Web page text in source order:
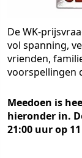
De WK-
vol spanning,
vrienden,
voorspellingen
Meedoen is
hieronder in.
21:00 uur op